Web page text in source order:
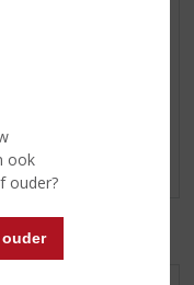
ook
ouder?
dit product